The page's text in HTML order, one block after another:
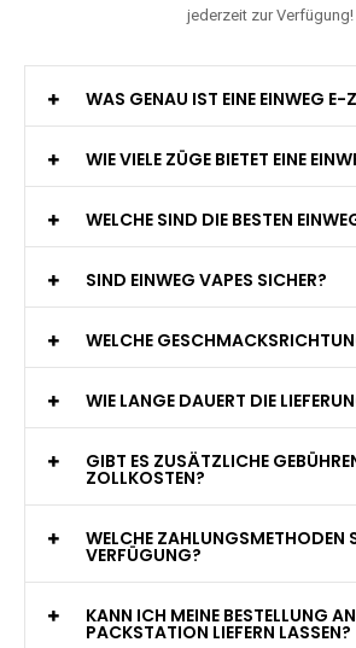
jederzeit zur Verfügung!
WAS GENAU IST EINE EINWEG E-
WIE VIELE ZÜGE BIETET EINE
WELCHE SIND DIE BESTEN
SIND EINWEG VAPES SICHER?
WELCHE
WIE LANGE DAUERT DIE
GIBT ES ZUSÄTZLICHE
ZOLLKOSTEN?
WELCHE ZAHLUNGSMETHODEN
VERFÜGUNG?
KANN ICH MEINE BESTELLUNG
PACKSTATION LIEFERN LASSEN?